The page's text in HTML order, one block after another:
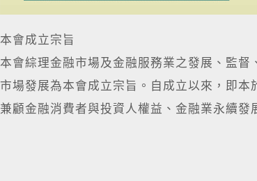
本會成立宗旨
本會綜理金融市場及金融服務業之發展、監
市場發展為本會成立宗旨。自成立以來，即
兼顧金融消費者與投資人權益、金融業永續發